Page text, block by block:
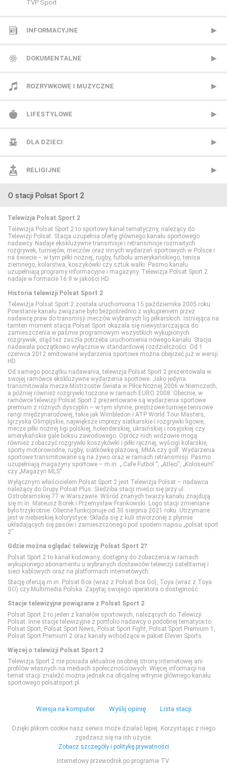
FX Comedy
HBO
HBO 2
HBO 3
Kino Polska
Paramount Network
Polsat Comedy Central Extra
Polsat Film
Polsat Film 2
Polsat Seriale
Romance TV
SCI FI
Show TV
Sundance TV
TVN Fabuła
TVP Seriale
Viasat Epic Drama
Warner TV
TVP Sport
INFORMACYJNE
Polsat News
Republika
TVN24
TVN24 Biznes i Świat
TVP Info
Wydarzenia 24
DOKUMENTALNE
Animal Planet
BBC Earth
CANAL+ Dokument
CBS Reality
CI Polsat
Discovery Channel
Discovery Historia
Discovery Life
Discovery Science
DTX (d. Discovery Turbo Xtra)
HISTORY
HISTORY 2
ID
Nat Geo People
National Geographic
PLANETE+
Polsat Doku
Polsat Viasat Explore
Polsat Viasat Nature
TVP Dokument
TVP Historia
ROZRYWKOWE I MUZYCZNE
BBC Brit
Mezzo
MTV Polska
TVP Rozrywka
LIFESTYLOWE
BBC Lifestyle
CANAL+ Domo
CANAL+ Kuchnia
Food Network
HGTV
Lifetime
Polsat Cafe
Polsat Games
Polsat Rodzina
TLC
TTV
TVN Style
TVN Turbo
DLA DZIECI
Cartoon Network
Cartoonito
Disney Channel
Disney Junior
Disney XD
MiniMini+
Nickelodeon
TVP ABC
RELIGIJNE
TV Trwam
O stacji Polsat Sport 2
Telewizja Polsat Sport 2
Telewizja Polsat Sport 2 to sportowy kanał tematyczny, należący do
Telewizji Polsat. Stacja uzupełnia ofertę głównego kanału sportowego
nadawcy. Nadaje ekskluzywne transmisje i retransmisje rozmaitych
rozgrywek, turniejów, meczów oraz innych wydarzeń sportowych w Polsce i
na świecie – w tym piłki nożnej, rugby, futbolu amerykańskiego, tenisa
ziemnego, kolarstwa, koszykówki czy sztuk walki. Pasmo kanału
uzupełniają programy informacyjne i magazyny. Telewizja Polsat Sport 2
nadaje w formacie 16:9 w jakości HD.
Historia telewizji Polsat Sport 2
Telewizja Polsat Sport 2 została uruchomiona 15 października 2005 roku.
Powstanie kanału związane było bezpośrednio z wykupieniem przez
nadawcę praw do transmisji meczów wybranych lig piłkarskich. Istniejąca na
tamten moment stacja Polsat Sport okazała się niewystarczająca do
zamieszczenia w paśmie programowym wszystkich wykupionych
rozgrywek, stąd też zaszła potrzeba uruchomienia nowego kanału. Stacja
nadawała początkowo wyłącznie w standardowej rozdzielczości. Od 1
czerwca 2012 emitowane wydarzenia sportowe można obejrzeć już w wersji
HD.
Od samego początku nadawania, telewizja Polsat Sport 2 prezentowała w
swojej ramówce ekskluzywne wydarzenia sportowe. Jako jedyna
transmitowała mecze Mistrzostw Świata w Piłce Nożnej 2006 w Niemczech,
a później również rozgrywki toczone w ramach EURO 2008. Obecnie, w
ramówce telewizji Polsat Sport 2 prezentowane są wydarzenia sportowe
premium z różnych dyscyplin – w tym słynne, prestiżowe turnieje tenisowe
rangi międzynarodowej, takie jak Wimbledon i ATP World Tour Masters,
Igrzyska Olimpijskie, największe imprezy siatkarskie i rozgrywki ligowe,
mecze piłki nożnej ligi polskiej, holenderskiej, ukraińskiej i rosyjskiej czy
amerykańskie gale boksu zawodowego. Oprócz nich widzowie mogą
również zobaczyć rozgrywki koszykówki i piłki ręcznej, wyścigi kolarskie,
sporty motorowodne, rugby, siatkówkę plażową, MMA czy golf. Wydarzenia
sportowe transmitowane są na żywo oraz w ramach retransmisji. Pasmo
uzupełniają magazyny sportowe – m.in. „ Cafe Futbol ”, „Atleci”, „Koloseum”
czy „Magazyn MLS”.
Wyłącznym właścicielem Polsat Sport 2 jest Telewizja Polsat – nadawca
należący do Grupy Polsat Plus. Siedziba stacji mieści się przy ul.
Ostrobramskiej 77 w Warszawie. Wśród znanych twarzy kanału znajdują
się m.in. Mateusz Borek i Przemysław Frankowski. Logo stacji zmieniane
było trzykrotnie. Obecne funkcjonuje od 30 sierpnia 2021 roku. Utrzymane
jest w niebieskiej kolorystyce. Składa się z kuli stworzonej z płynnie
układających się pasów i zamieszczonego pod spodem napisu „polsat sport
2”.
Gdzie można oglądać telewizję Polsat Sport 2?
Polsat Sport 2 to kanał kodowany, dostępny do zobaczenia w ramach
wykupionego abonamentu u wybranych dostawców telewizji satelitarnej i
sieci kablowych oraz na platformach internetowych.
Stację oferują m.in. Polsat Box (wraz z Polsat Box Go), Toya (wraz z Toya
GO) czy Multimedia Polska. Zapytaj swojego operatora o dostępność.
Stacje telewizyjne powiązane z Polsat Sport 2
Polsat Sport 2 to jeden z kanałów sportowych, należących do Telewizji
Polsat. Inne stacje telewizyjne z portfolio nadawcy o podobnej tematyce to:
Polsat Sport, Polsat Sport News, Polsat Sport Fight, Polsat Sport Premium 1,
Polsat Sport Premium 2 oraz kanały wchodzące w pakiet Eleven Sports.
Więcej o telewizji Polsat Sport 2
Telewizja Sport 2 nie posiada aktualnie osobnej strony internetowej ani
profilów własnych na mediach społecznościowych. Więcej informacji na
temat stacji znaleźć można jednak na oficjalnej witrynie głównego kanału
sportowego polsatsport.pl.
Wersja na komputer Wyślij opinię Lista stacji
Dzięki plikom cookie nasz serwis może działać lepiej. Korzystając z niego
zgadzasz się na ich użycie.
Zobacz szczegóły i politykę prywatności
Internetowy przewodnik po programie TV.